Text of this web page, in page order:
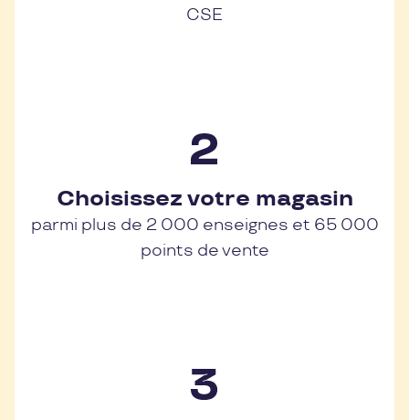
CSE
Choisissez votre magasin
parmi plus de 2 000 enseignes et 65 000
points de vente